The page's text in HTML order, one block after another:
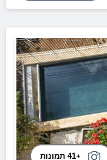
+41 תמונות